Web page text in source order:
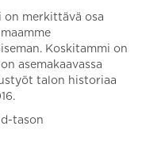
on merkittävä osa
Koskitammi on
asemakaavassa
talon historiaa
tason